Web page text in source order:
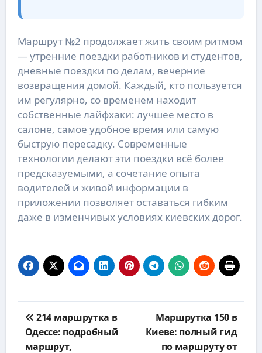
Маршрут №2 продолжает жить своим ритмом
— утренние поездки работников и студентов,
дневные поездки по делам, вечерние
возвращения домой. Каждый, кто пользуется
им регулярно, со временем находит
собственные лайфхаки: лучшее место в
салоне, самое удобное время или самую
быструю пересадку. Современные
технологии делают эти поездки всё более
предсказуемыми, а сочетание опыта
водителей и живой информации в
приложении позволяет оставаться гибким
даже в изменчивых условиях киевских дорог.
по
записям
214 маршрутка в
Одессе: подробный
маршрут,
Маршрутка 150 в
Киеве: полный гид
по маршруту от